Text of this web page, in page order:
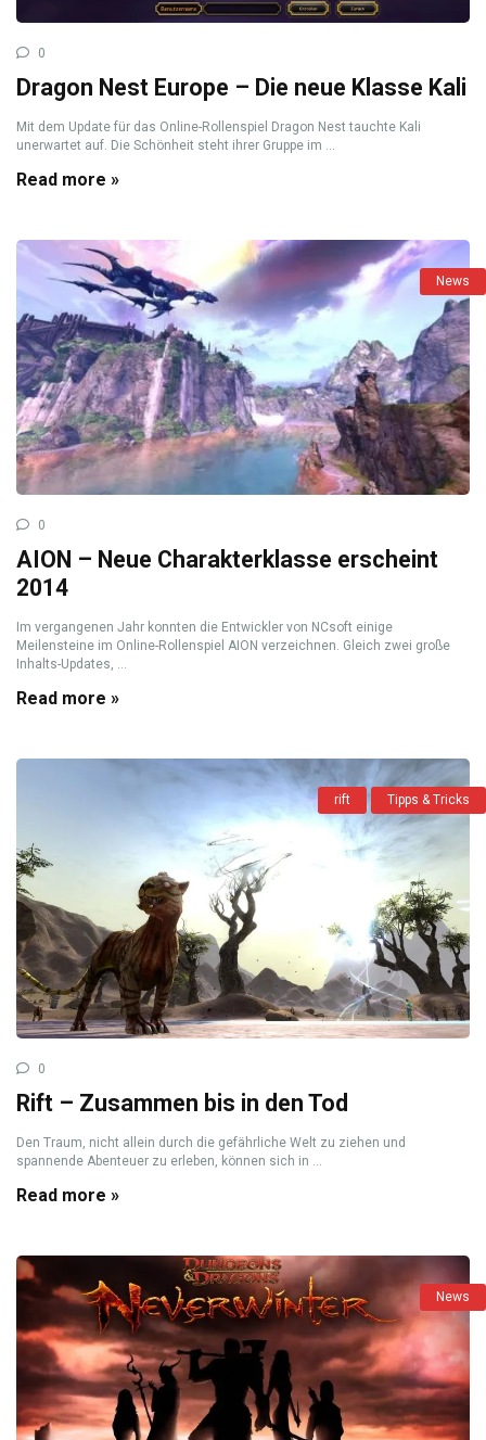
0
Dragon Nest Europe – Die neue Klasse Kali
Mit dem Update für das Online-Rollenspiel Dragon Nest tauchte Kali
unerwartet auf. Die Schönheit steht ihrer Gruppe im ...
Read more »
News
0
AION – Neue Charakterklasse erscheint
2014
Im vergangenen Jahr konnten die Entwickler von NCsoft einige
Meilensteine im Online-Rollenspiel AION verzeichnen. Gleich zwei große
Inhalts-Updates, ...
Read more »
rift Tipps & Tricks
0
Rift – Zusammen bis in den Tod
Den Traum, nicht allein durch die gefährliche Welt zu ziehen und
spannende Abenteuer zu erleben, können sich in ...
Read more »
News